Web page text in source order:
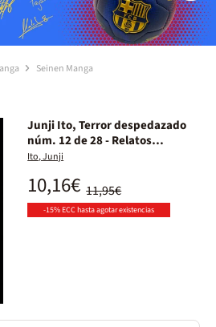
Seinen Manga
Junji Ito, Terror despedazado
núm. 12 de 28 - Relatos
terroríficos núm. 4
Ito, Junji
11,95€
10,16€
-15% ECC hasta agotar existencias